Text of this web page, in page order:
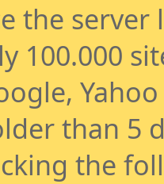
the
100.000
than 5
the